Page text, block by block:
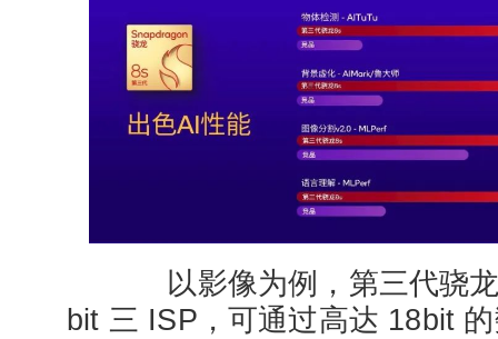
以影像为例，第三代骁龙
bit 三 ISP，可通过高达 18bit